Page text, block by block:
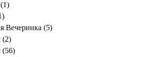
1)
)
Вечеринка (5)
(2)
(56)